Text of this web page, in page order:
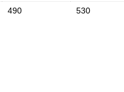
490 530